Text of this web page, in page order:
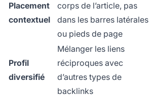
Placement
contextuel
corps de l’article, pas
dans les barres latérales
ou pieds de page
Profil
diversifié
Mélanger les liens
réciproques avec
d’autres types de
backlinks